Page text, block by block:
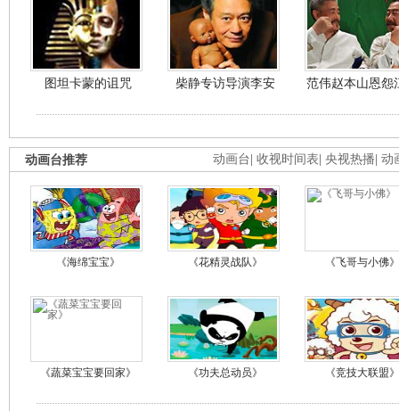
图坦卡蒙的诅咒 柴静专访导演李安 范伟赵本山恩怨
动画台 收视时间表 央视热播 动
动画台推荐
《海绵宝宝》 《花精灵战队》 《飞哥与小佛》
《蔬菜宝宝要回家》 《功夫总动员》 《竞技大联盟》